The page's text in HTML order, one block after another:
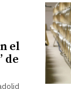
el
de